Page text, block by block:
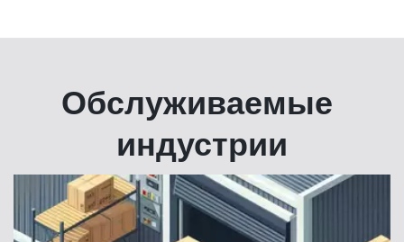
Обслуживаемые
индустрии